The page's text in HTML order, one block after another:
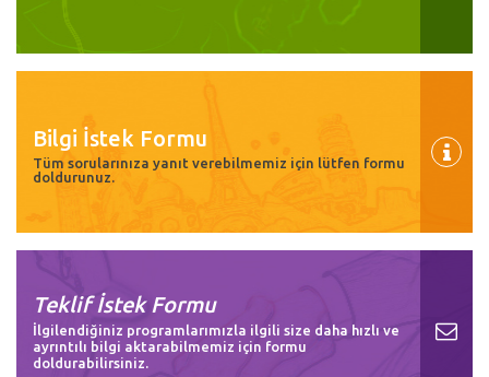
Bilgi İstek Formu
Tüm sorularınıza yanıt verebilmemiz için lütfen formu
doldurunuz.
Teklif İstek Formu
İlgilendiğiniz programlarımızla ilgili size daha hızlı ve
ayrıntılı bilgi aktarabilmemiz için formu
doldurabilirsiniz.